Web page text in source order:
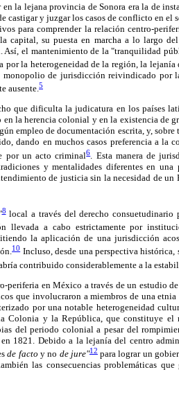
la lejana provincia de Sonora era la de
castigar y juzgar los casos de conflicto en el
para comprender la relación centro-
la capital, supuesta en marcha a lo largo
el mantenimiento de la "tranquilidad
por la heterogeneidad de la región, la
monopolio de jurisdicción reivindicado por
ausente.5
que dificulta la judicatura en los países
la herencia colonial y en la existencia de
empleo de documentación escrita, y,
dando en muchos casos preferencia a la
por un acto criminal6. Esta manera de
y mentalidades diferentes en
de justicia sin la necesidad de
8local a través del derecho consuetudinario
llevada a cabo estrictamente por
la aplicación de una jurisdicción
10Incluso, desde una perspectiva
contribuido considerablemente a la
periferia en México a través de un estudio
que involucraron a miembros de una
por una notable heterogeneidad
Colonia y la República, que constituye el
del periodo colonial a pesar del
1821. Debido a la lejanía del centro
de facto y no de jure"12para lograr un
las consecuencias problemáticas